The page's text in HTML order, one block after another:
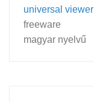
universal viewer
freeware
magyar nyelvű